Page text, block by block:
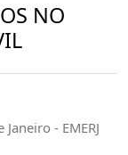
NO
- EMERJ